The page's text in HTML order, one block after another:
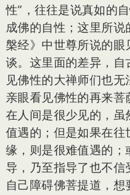
性”，往往是说真如的
成佛的自性；这里所
槃经》中世尊所说的
谈。这里面的差异，自
见佛性的大禅师们也
亲眼看见佛性的再来
在人间是很少见的，
值遇的；但是如果在
缘，则是很难值遇的
导，乃至指导了也不
自己障碍佛菩提道，